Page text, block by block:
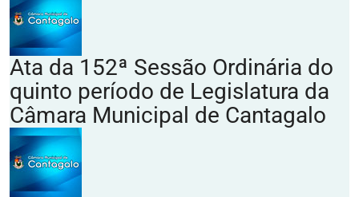
Ata da 152ª Sessão Ordinária do
quinto período de Legislatura da
Câmara Municipal de Cantagalo